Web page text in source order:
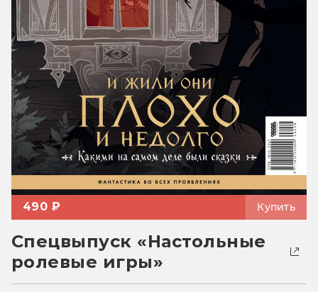
490 ₽ Купить
Спецвыпуск «Настольные
ролевые игры»